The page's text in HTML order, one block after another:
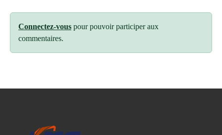
Connectez-vous pour pouvoir participer aux
commentaires.